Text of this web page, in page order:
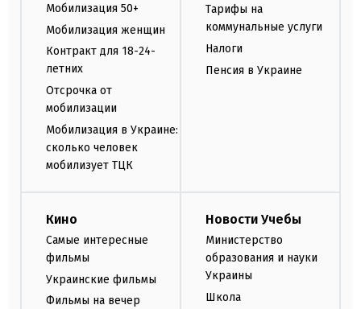
Мобилизация 50+
Мобилизация женщин
Контракт для 18-24-
летних
Отсрочка от
мобилизации
Мобилизация в Украине:
сколько человек
мобилизует ТЦК
Тарифы на
коммунальные услуги
Налоги
Пенсия в Украине
Кино
Самые интересные
фильмы
Украинские фильмы
Фильмы на вечер
Новости Учебы
Министерство
образования и науки
Украины
Школа